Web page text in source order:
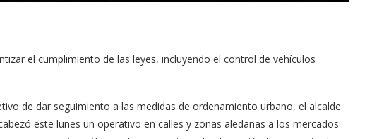
el cumplimiento de las leyes, incluyendo el control de vehículos
de dar seguimiento a las medidas de ordenamiento urbano, el alcalde
este lunes un operativo en calles y zonas aledañas a los mercados